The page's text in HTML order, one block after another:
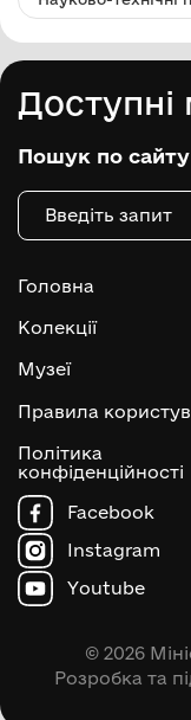
Доступні
Пошук по сайту
Головна
Колекції
Музеї
Правила
Політика
конфіденційності
Facebook
Instagram
Youtube
© 2026
Розробка та